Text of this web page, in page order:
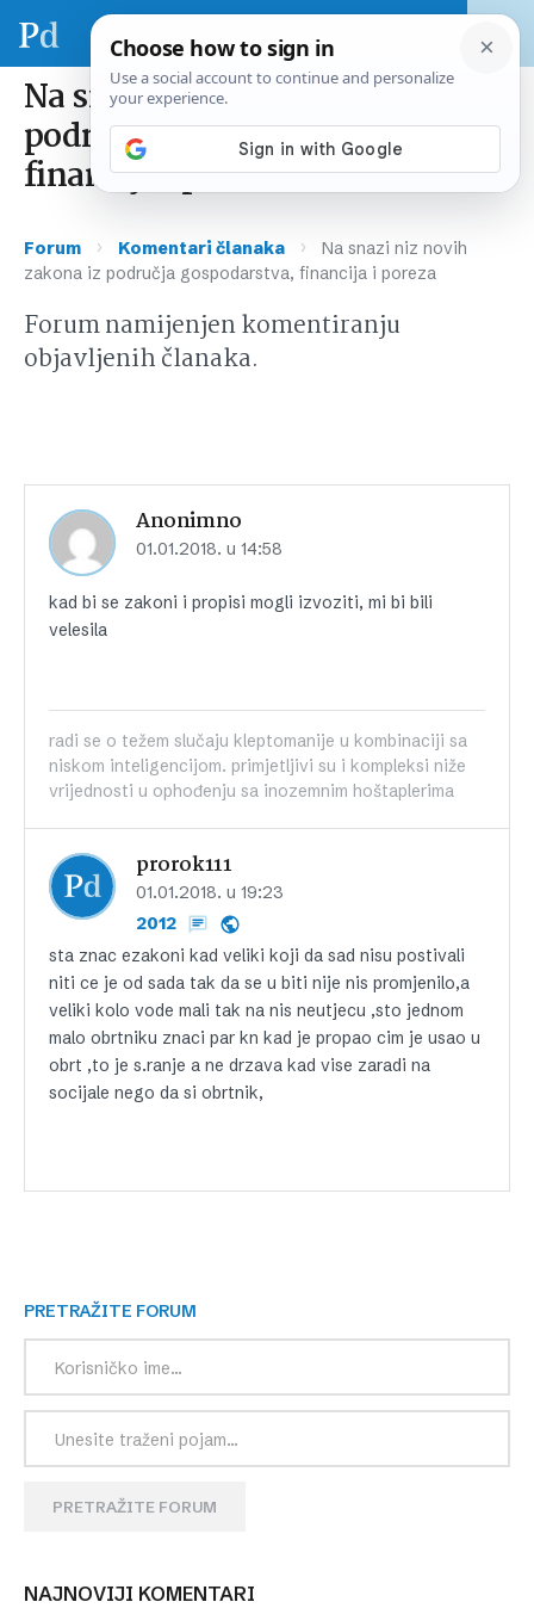
Na snazi niz novih zakona iz
područja gospodarstva,
financija i poreza
Forum › Komentari članaka ›
Na snazi niz novih
zakona iz područja gospodarstva, financija i poreza
Forum namijenjen komentiranju
objavljenih članaka.
Anonimno
01.01.2018. u 14:58
kad bi se zakoni i propisi mogli izvoziti, mi bi bili
velesila
radi se o težem slučaju kleptomanije u kombinaciji sa
niskom inteligencijom. primjetljivi su i kompleksi niže
vrijednosti u ophođenju sa inozemnim hoštaplerima
prorok111
01.01.2018. u 19:23
2012
sta znac ezakoni kad veliki koji da sad nisu postivali
niti ce je od sada tak da se u biti nije nis promjenilo,a
veliki kolo vode mali tak na nis neutjecu ,sto jednom
malo obrtniku znaci par kn kad je propao cim je usao u
obrt ,to je s.ranje a ne drzava kad vise zaradi na
socijale nego da si obrtnik,
PRETRAŽITE FORUM
PRETRAŽITE FORUM
NAJNOVIJI KOMENTARI